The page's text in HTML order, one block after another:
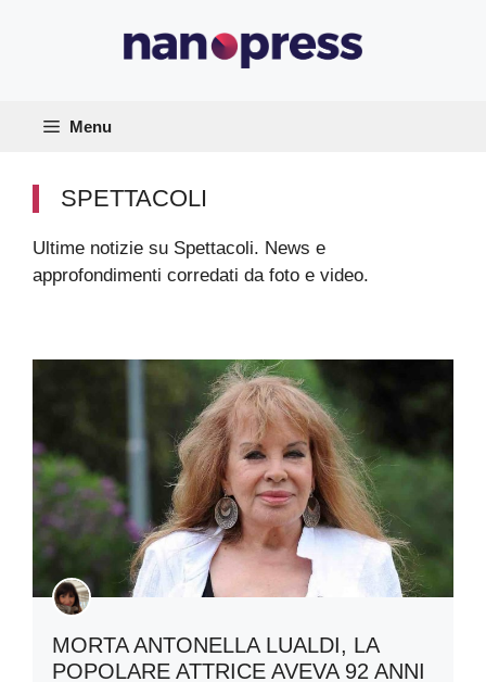
Menu
SPETTACOLI
Ultime notizie su Spettacoli. News e
approfondimenti corredati da foto e video.
MORTA ANTONELLA LUALDI, LA
POPOLARE ATTRICE AVEVA 92 ANNI